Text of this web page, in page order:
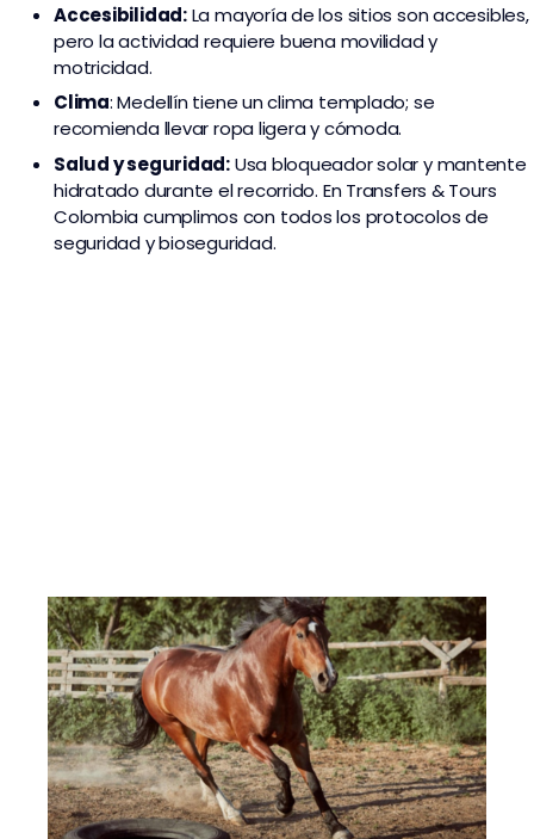
Accesibilidad:La mayoría de los sitios son accesibles,
pero la actividad requiere buena movilidad y
motricidad.
Clima: Medellín tiene un clima templado; se
recomienda llevar ropa ligera y cómoda.
Salud y seguridad:Usa bloqueador solar y mantente
hidratado durante el recorrido. En Transfers & Tours
Colombia cumplimos con todos los protocolos de
seguridad y bioseguridad.